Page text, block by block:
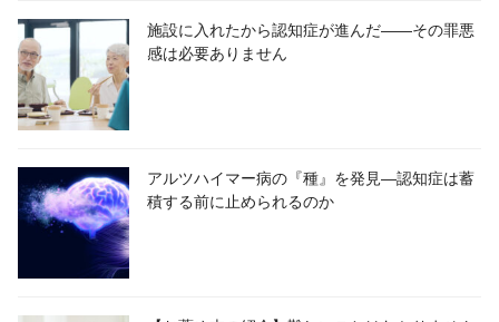
施設に入れたから認知症が進んだ――その罪悪
感は必要ありません
アルツハイマー病の『種』を発見―認知症は蓄
積する前に止められるのか